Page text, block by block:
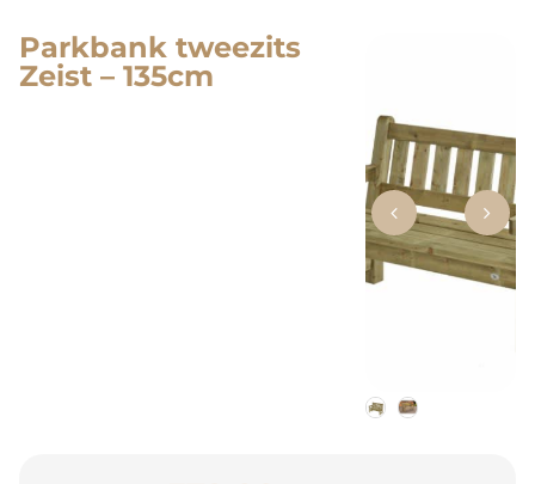
Parkbank tweezits
Zeist – 135cm